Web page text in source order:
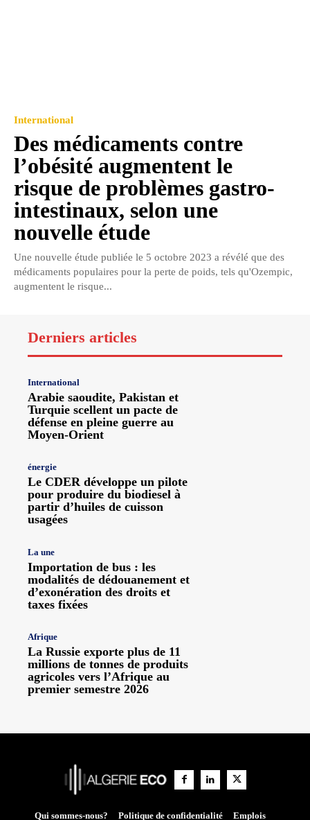
International
Des médicaments contre
l’obésité augmentent le
risque de problèmes gastro-
intestinaux, selon une
nouvelle étude
Une nouvelle étude publiée le 5 octobre 2023 a révélé que des
médicaments populaires pour la perte de poids, tels qu'Ozempic,
augmentent le risque...
Derniers articles
International
Arabie saoudite, Pakistan et
Turquie scellent un pacte de
défense en pleine guerre au
Moyen-Orient
énergie
Le CDER développe un pilote
pour produire du biodiesel à
partir d’huiles de cuisson
usagées
La une
Importation de bus : les
modalités de dédouanement et
d’exonération des droits et
taxes fixées
Afrique
La Russie exporte plus de 11
millions de tonnes de produits
agricoles vers l’Afrique au
premier semestre 2026
Qui sommes-nous? Politique de confidentialité Emplois